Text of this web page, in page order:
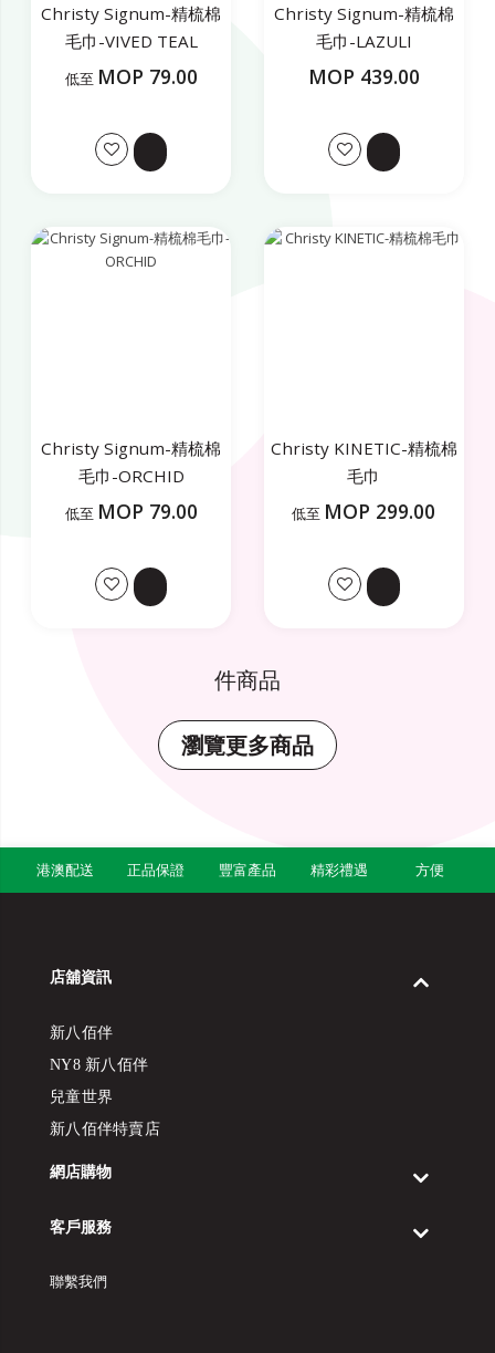
Christy Signum-精梳棉
毛巾-VIVED TEAL
低至 MOP 79.00
Christy Signum-精梳棉
毛巾-LAZULI
MOP 439.00
Christy Signum-精梳棉
毛巾-ORCHID
低至 MOP 79.00
Christy KINETIC-精梳棉
毛巾
低至 MOP 299.00
件商品
瀏覽更多商品
港澳配送 正品保證 豐富產品 精彩禮遇 方便
店舖資訊
新八佰伴
NY8 新八佰伴
兒童世界
新八佰伴特賣店
網店購物
客戶服務
聯繫我們